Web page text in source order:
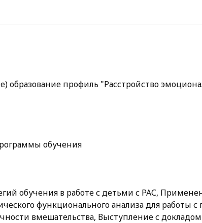
образование профиль "Расстройство
обучения
обучения в работе с детьми с РАС,
функционального анализа для работы
вмешательства, Выступление с